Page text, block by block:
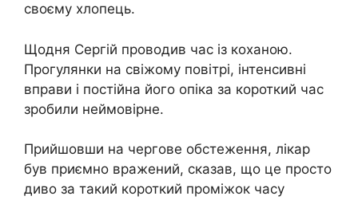
своєму хлопець.
Щодня Сергій проводив час із коханою.
Прогулянки на свіжому повітрі, інтенсивні
вправи і постійна його опіка за короткий час
зробили неймовірне.
Прийшовши на чергове oбстеження, лiкар
був приємно вражений, сказав, що це просто
диво за такий короткий проміжок часу